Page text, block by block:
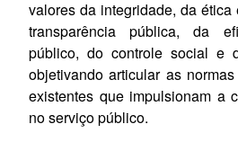
valores da integridade, da
transparência pública, da
público, do controle social e
objetivando articular as
existentes que impulsionam a
no serviço público.